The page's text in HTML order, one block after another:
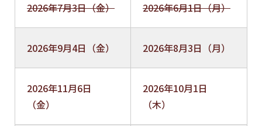
2026年7月3日（金） 2026年6月1日（月）
2026年9月4日（金） 2026年8月3日（月）
2026年11月6日
（金）
2026年10月1日
（木）